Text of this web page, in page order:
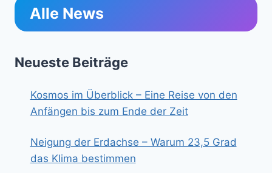
Alle News
Neueste Beiträge
Kosmos im Überblick – Eine Reise von den
Anfängen bis zum Ende der Zeit
Neigung der Erdachse – Warum 23,5 Grad
das Klima bestimmen